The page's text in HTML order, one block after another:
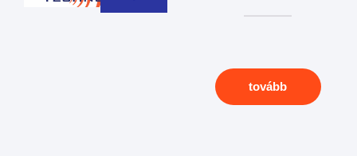
tovább